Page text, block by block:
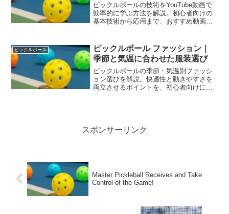
ピックルボールの技術をYouTube動画で
効率的に学ぶ方法を解説。初心者向けの
基本技術から応用まで、おすすめ動画活
ピックルボール
ピックルボール ファッション｜
季節と気温に合わせた服装選び
ピックルボールの季節・気温別ファッシ
ョン選びを解説。快適性と動きやすさを
両立させるポイントを、初心者向けに分
スポンサーリンク
Master Pickleball Receives and Take
Control of the Game!